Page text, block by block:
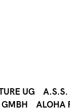
UG A.S.S.
ALOHA